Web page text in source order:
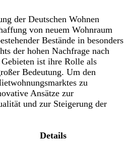
der Deutschen Wohnen
von neuem Wohnraum
Bestände in besonders
der hohen Nachfrage nach
ist ihre Rolle als
Bedeutung. Um den
zu
Ansätze zur
und zur Steigerung der
Details